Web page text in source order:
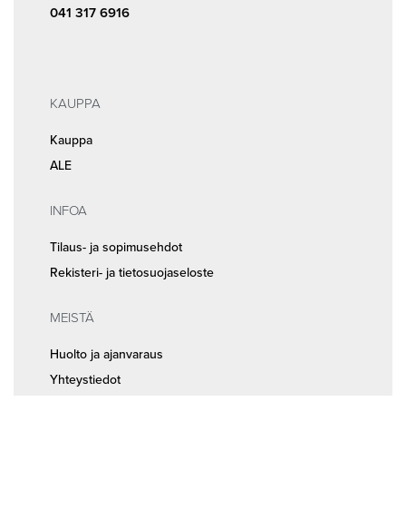
041 317 6916
KAUPPA
Kauppa
ALE
INFOA
Tilaus- ja sopimusehdot
Rekisteri- ja tietosuojaseloste
MEISTÄ
Huolto ja ajanvaraus
Yhteystiedot